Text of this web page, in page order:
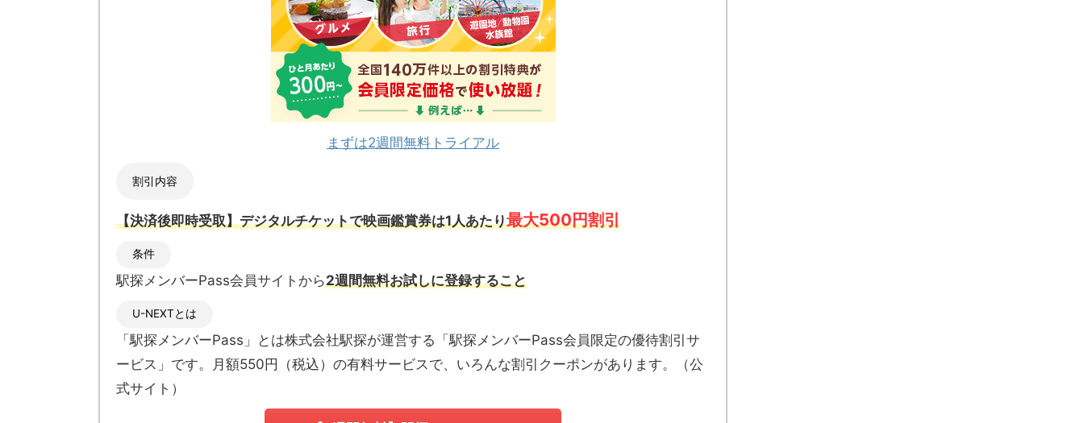
まずは2週間無料トライアル
割引内容
【決済後即時受取】デジタルチケットで映画鑑賞券は1人あたり最大500円割引
条件
駅探メンバーPass会員サイトから2週間無料お試しに登録すること
U-NEXTとは
「駅探メンバーPass」とは株式会社駅探が運営する「駅探メンバーPass会員限定の優待割引サ
ービス」です。月額550円（税込）の有料サービスで、いろんな割引クーポンがあります。
（公
式サイト ）